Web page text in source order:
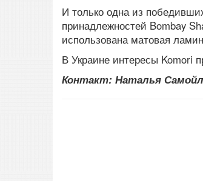
И только одна из
принадлежностей Bombay
использована матовая
В Украине интересы Komori
Контакт: Наталья